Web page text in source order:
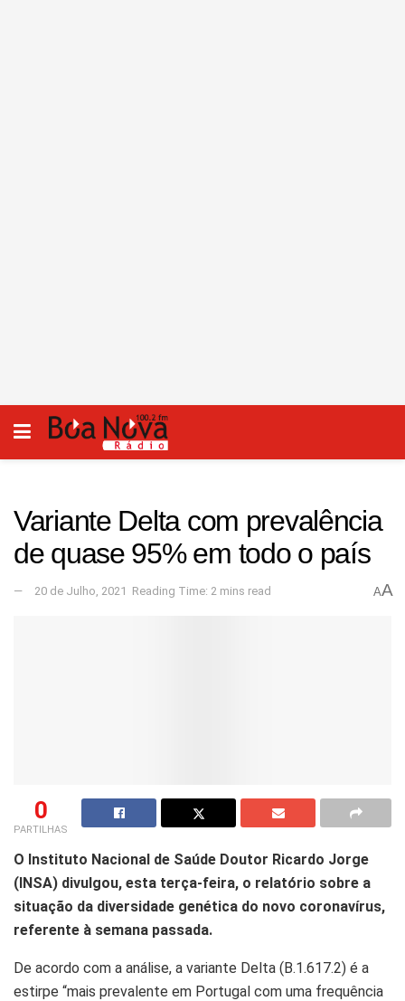
Variante Delta com prevalência
de quase 95% em todo o país
20 de Julho, 2021 Reading Time: 2 mins read AA
0
PARTILHAS
O Instituto Nacional de Saúde Doutor Ricardo Jorge
(INSA) divulgou, esta terça-feira, o relatório sobre a
situação da diversidade genética do novo coronavírus,
referente à semana passada.
De acordo com a análise, a variante Delta (B.1.617.2) é a
estirpe “mais prevalente em Portugal com uma frequência